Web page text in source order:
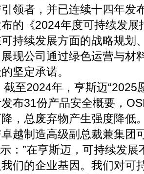
领者，并已连续十四年发
的《2024年度可持续发展
持续发展方面的战略规划
现公司通过绿色运营与材
坚定承诺。
至2024年，亨斯迈“2025
布31份产品安全概要，
，总废弃物产生强度降低
越制造高级副总裁兼集团
：”在亨斯迈，可持续发展
们的企业基因。我们对可